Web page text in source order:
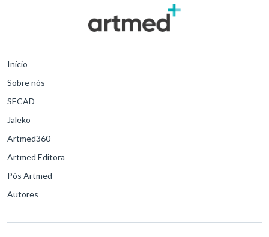
Início
Sobre nós
SECAD
Jaleko
Artmed360
Artmed Editora
Pós Artmed
Autores